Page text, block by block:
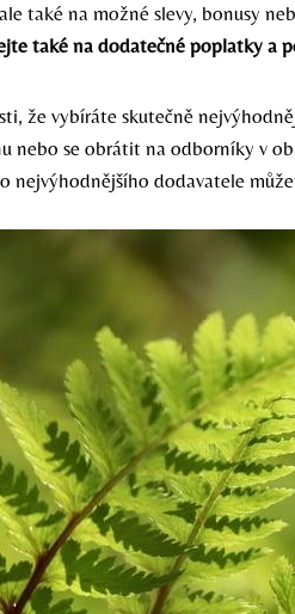
také na možné slevy, bonusy
také na dodatečné poplatky a
že vybíráte skutečně
nebo se obrátit na odborníky v
nejvýhodnějšího dodavatele